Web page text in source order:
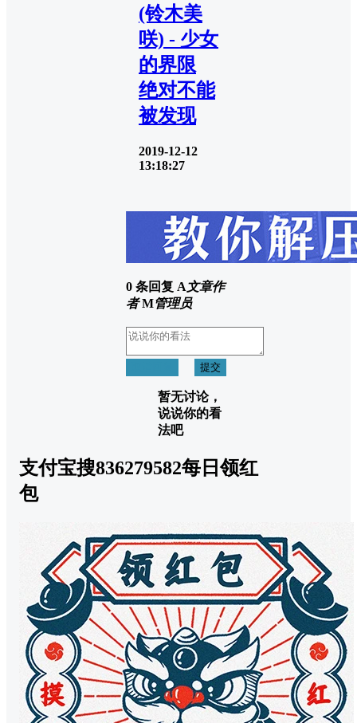
(铃木美
咲) - 少女
的界限
绝对不能
被发现
2019-12-12
13:18:27
0 条回复 A文章作
者 M管理员
提交
暂无讨论，
说说你的看
法吧
支付宝搜836279582每日领红
包